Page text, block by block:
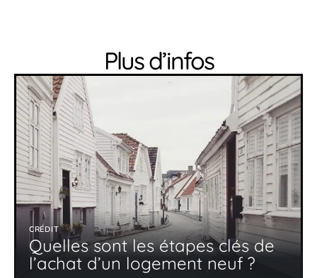
Plus d’infos
CRÉDIT
Quelles sont les étapes clés de
l’achat d’un logement neuf ?